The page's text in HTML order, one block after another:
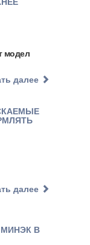
модел
далее
далее
В